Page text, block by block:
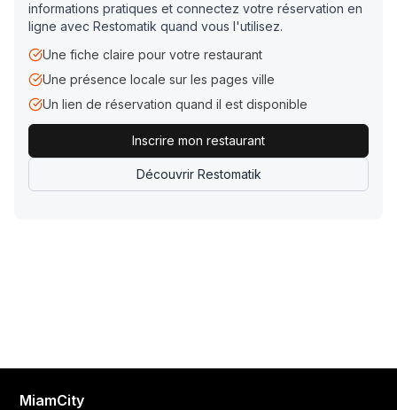
informations pratiques et connectez votre réservation en
ligne avec Restomatik quand vous l'utilisez.
Une fiche claire pour votre restaurant
Une présence locale sur les pages ville
Un lien de réservation quand il est disponible
Inscrire mon restaurant
Découvrir Restomatik
MiamCity